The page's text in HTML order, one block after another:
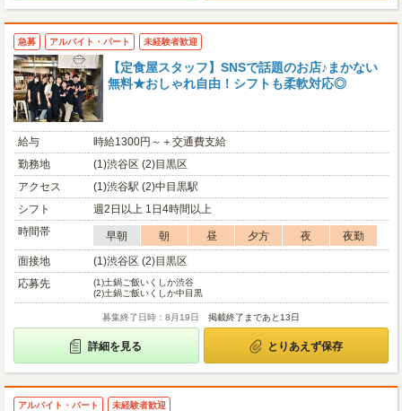
急募 アルバイト・パート 未経験者歓迎
【定食屋スタッフ】SNSで話題のお店♪まかない
無料★おしゃれ自由！シフトも柔軟対応◎
給与
時給1300円～＋交通費支給
勤務地
(1)渋谷区 (2)目黒区
アクセス
(1)渋谷駅 (2)中目黒駅
シフト
週2日以上 1日4時間以上
時間帯
早朝 朝 昼 夕方 夜
夜勤
面接地
(1)渋谷区 (2)目黒区
応募先
(1)土鍋ご飯いくしか渋谷
(2)土鍋ご飯いくしか中目黒
募集終了日時：8月19日 掲載終了まであと13日
詳細を見る とりあえず保存
アルバイト・パート 未経験者歓迎